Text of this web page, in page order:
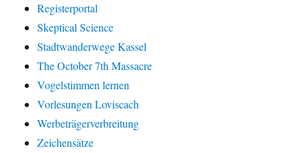
Registerportal
Skeptical Science
Stadtwanderwege Kassel
The October 7th Massacre
Vogelstimmen lernen
Vorlesungen Loviscach
Werbeträgerverbreitung
Zeichensätze